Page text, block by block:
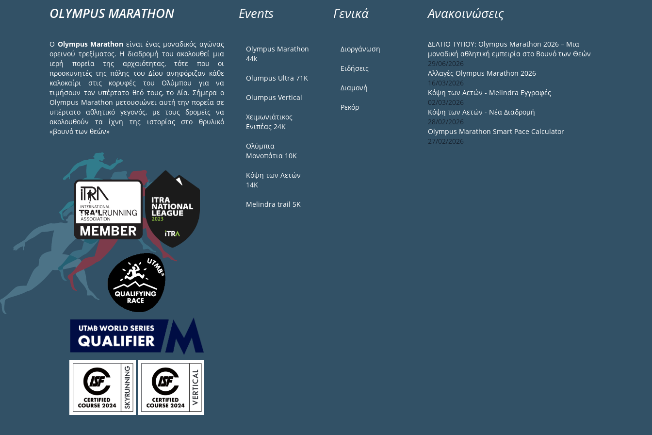
OLYMPUS MARATHON
Ο Olympus Marathon είναι ένας μοναδικός αγώνας
ορεινού τρεξίματος. Η διαδρομή του ακολουθεί μια
ιερή πορεία της αρχαιότητας, τότε που οι
προσκυνητές της πόλης του Δίου ανηφόριζαν κάθε
καλοκαίρι στις κορυφές του Ολύμπου για να
τιμήσουν τον υπέρτατο θεό τους, το Δία. Σήμερα ο
Olympus Marathon μετουσιώνει αυτή την πορεία σε
υπέρτατο αθλητικό γεγονός, με τους δρομείς να
ακολουθούν τα ίχνη της ιστορίας στο θρυλικό
«βουνό των θεών»
Events
Olympus Marathon
44k
Olumpus Ultra 71K
Olumpus Vertical
Χειμωνιάτικος
Ενιπέας 24Κ
Ολύμπια
Μονοπάτια 10Κ
Κόψη των Αετών
14Κ
Melindra trail 5Κ
Γενικά
Διοργάνωση
Ειδήσεις
Διαμονή
Ρεκόρ
Ανακοινώσεις
ΔΕΛΤΙΟ ΤΥΠΟΥ: Olympus Marathon 2026 – Μια
μοναδική αθλητική εμπειρία στο Βουνό των Θεών
29/06/2026
Αλλαγές Olympus Marathon 2026
16/03/2026
Κόψη των Αετών - Melindra Εγγραφές
02/03/2026
Κόψη των Αετών - Νέα Διαδρομή
28/02/2026
Olympus Marathon Smart Pace Calculator
27/02/2026